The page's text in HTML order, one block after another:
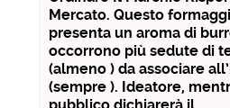
Mercato. Questo
presenta un aroma di
occorrono più sedute di
(almeno ) da associare
(sempre ). Ideatore,